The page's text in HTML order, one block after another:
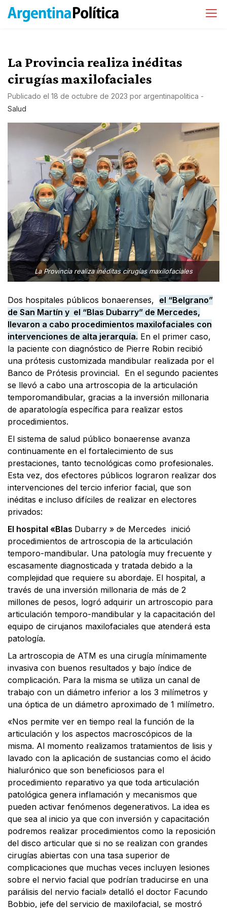
La Provincia realiza inéditas
cirugías maxilofaciales
Publicado el 18 de octubre de 2023 por argentinapolitica -
Salud
La Provincia realiza inéditas cirugías maxilofaciales
Dos hospitales públicos bonaerenses, el “Belgrano”
de San Martín y el “Blas Dubarry” de Mercedes,
llevaron a cabo procedimientos maxilofaciales con
intervenciones de alta jerarquía. En el primer caso,
la paciente con diagnóstico de Pierre Robin recibió
una prótesis customizada mandibular realizada por el
Banco de Prótesis provincial. En el segundo pacientes
se llevó a cabo una artroscopia de la articulación
temporomandibular, gracias a la inversión millonaria
de aparatología específica para realizar estos
procedimientos.
El sistema de salud público bonaerense avanza
continuamente en el fortalecimiento de sus
prestaciones, tanto tecnológicas como profesionales.
Esta vez, dos efectores públicos lograron realizar dos
intervenciones del tercio inferior facial, que son
inéditas e incluso difíciles de realizar en electores
privados:
El hospital «Blas Dubarry » de Mercedes inició
procedimientos de artroscopia de la articulación
temporo-mandibular. Una patología muy frecuente y
escasamente diagnosticada y tratada debido a la
complejidad que requiere su abordaje. El hospital, a
través de una inversión millonaria de más de 2
millones de pesos, logró adquirir un artroscopio para
articulación temporo-mandibular y la capacitación del
equipo de cirujanos maxilofaciales que atenderá esta
patología.
La artroscopia de ATM es una cirugía mínimamente
invasiva con buenos resultados y bajo índice de
complicación. Para la misma se utiliza un canal de
trabajo con un diámetro inferior a los 3 milímetros y
una óptica de un diámetro aproximado de 1 milímetro.
«Nos permite ver en tiempo real la función de la
articulación y los aspectos macroscópicos de la
misma. Al momento realizamos tratamientos de lisis y
lavado con la aplicación de sustancias como el ácido
hialurónico que son beneficiosos para el
procedimiento reparativo ya que toda articulación
patológica genera inflamación y mecanismos que
pueden activar fenómenos degenerativos. La idea es
que sea al inicio ya que con inversión y capacitación
podremos realizar procedimientos como la reposición
del disco articular que si no se realizan con grandes
cirugías abiertas con una tasa superior de
complicaciones que muchas veces incluyen lesiones
sobre el nervio facial que podrían traducirse en una
parálisis del nervio facial» detalló el doctor Facundo
Bobbio, jefe del servicio de maxilofacial, se mostró